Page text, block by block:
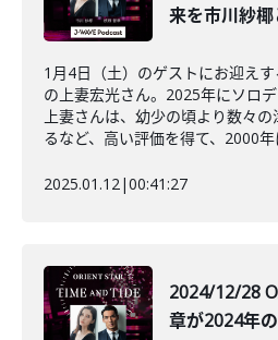
来を市川紗椰
1月4日（土）のゲストにお迎え
の上妻宏光さん。2025年にソロ
上妻さんは、幼少の頃より数々
るなど、高い評価を得て、2000年
2025.01.12|00:41:27
2024/12/28
章が2024年